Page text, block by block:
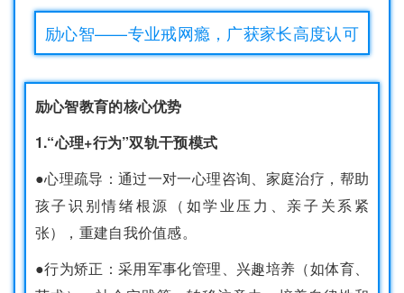
励心智——专业戒网瘾，广获家长高度认可
励心智教育的核心优势
1.“心理+行为”双轨干预模式
●心理疏导：通过一对一心理咨询、家庭治疗，帮助
孩子识别情绪根源（如学业压力、亲子关系紧
张），重建自我价值感。
●行为矫正：采用军事化管理、兴趣培养（如体育、